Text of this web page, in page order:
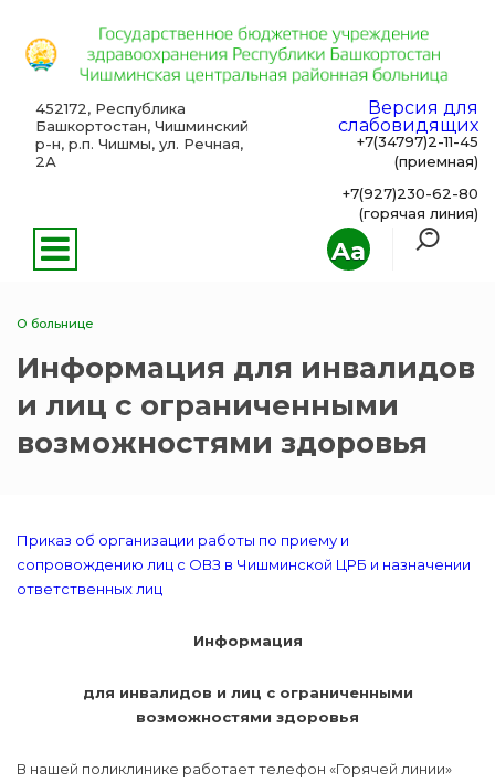
Aa
452172, Республика
Башкортостан, Чишминский
р-н, р.п. Чишмы, ул. Речная,
2А
Версия для
слабовидящих
+7(34797)2-11-45
(приемная)
+7(927)230-62-80
(горячая линия)
О больнице
Информация для инвалидов
и лиц с ограниченными
возможностями здоровья
Приказ об организации работы по приему и
сопровождению лиц с ОВЗ в Чишминской ЦРБ и назначении
ответственных лиц
Информация
для инвалидов и лиц с ограниченными
возможностями здоровья
В нашей поликлинике работает телефон «Горячей линии»